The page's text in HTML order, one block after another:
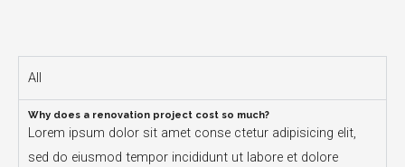
All
Why does a renovation project cost so much?
Lorem ipsum dolor sit amet conse ctetur adipisicing elit,
sed do eiusmod tempor incididunt ut labore et dolore